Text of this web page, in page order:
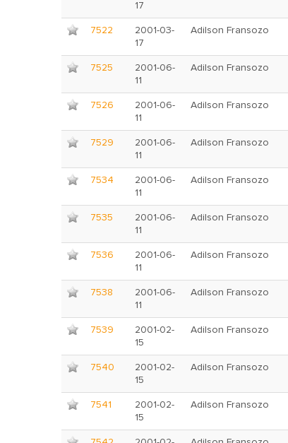
17
7522
2001-03-
17
Adilson Fransozo
7525
2001-06-
11
Adilson Fransozo
7526
2001-06-
11
Adilson Fransozo
7529
2001-06-
11
Adilson Fransozo
7534
2001-06-
11
Adilson Fransozo
7535
2001-06-
11
Adilson Fransozo
7536
2001-06-
11
Adilson Fransozo
7538
2001-06-
11
Adilson Fransozo
7539
2001-02-
15
Adilson Fransozo
7540
2001-02-
15
Adilson Fransozo
7541
2001-02-
15
Adilson Fransozo